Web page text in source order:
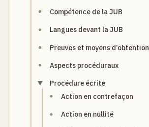
Compétence de la JUB
Langues devant la JUB
Preuves et moyens d’obtention
Aspects procéduraux
Procédure écrite
Action en contrefaçon
Action en nullité